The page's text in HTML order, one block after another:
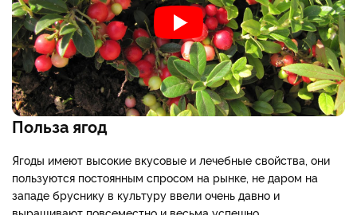
Польза ягод
Ягоды имеют высокие вкусовые и лечебные свойства, они
пользуются постоянным спросом на рынке, не даром на
западе бруснику в культуру ввели очень давно и